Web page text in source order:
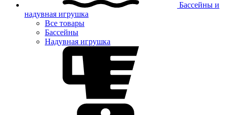
Бассейны и
надувная игрушка
Все товары
Бассейны
Надувная игрушка